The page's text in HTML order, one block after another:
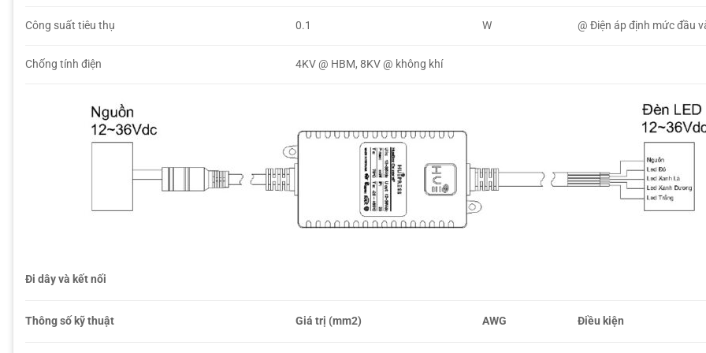
Công suất tiêu thụ 0.1 W @ Điện áp định mức đầu
Chống tính điện 4KV @ HBM, 8KV @ không khí
Đi dây và kết nối
Thông số kỹ thuật Giá trị (mm2) AWG Điều kiện